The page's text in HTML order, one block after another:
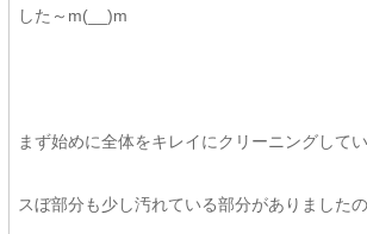
した～m(__)m
まず始めに全体をキレイにクリーニングして
スぼ部分も少し汚れている部分がありました